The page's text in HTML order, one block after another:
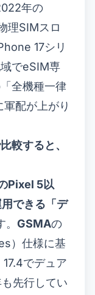
年の
理SIMスロ
17シリ
でeSIM専
全機種一律
配が上がり
較すると、
Pixel 5以
できる「デ
GSMAの
）仕様に基
でデュア
先行してい